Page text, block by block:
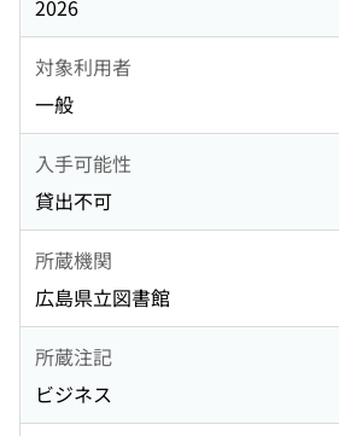
2026
対象利用者
一般
入手可能性
貸出不可
所蔵機関
広島県立図書館
所蔵注記
ビジネス